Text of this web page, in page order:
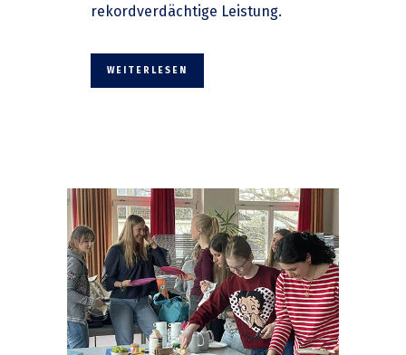
rekordverdächtige Leistung.
WEITERLESEN